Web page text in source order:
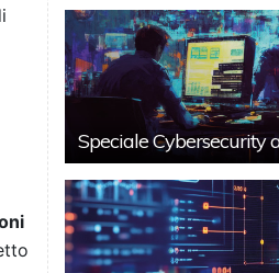
Speciale Cybersecurity